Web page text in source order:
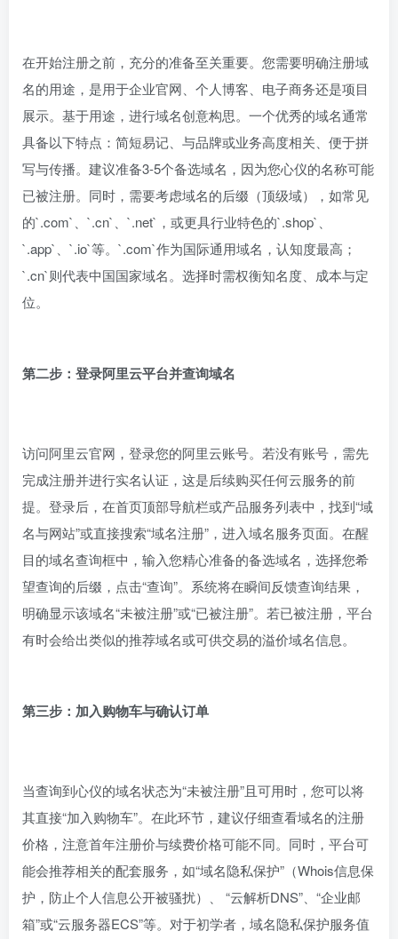
在开始注册之前，充分的准备至关重要。您需要明确注册域
名的用途，是用于企业官网、个人博客、电子商务还是项目
展示。基于用途，进行域名创意构思。一个优秀的域名通常
具备以下特点：简短易记、与品牌或业务高度相关、便于拼
写与传播。建议准备3-5个备选域名，因为您心仪的名称可能
已被注册。同时，需要考虑域名的后缀（顶级域），如常见
的`.com`、`.cn`、`.net`，或更具行业特色的`.shop`、
`.app`、`.io`等。`.com`作为国际通用域名，认知度最高；
`.cn`则代表中国国家域名。选择时需权衡知名度、成本与定
位。
第二步：登录阿里云平台并查询域名
访问阿里云官网，登录您的阿里云账号。若没有账号，需先
完成注册并进行实名认证，这是后续购买任何云服务的前
提。登录后，在首页顶部导航栏或产品服务列表中，找到“域
名与网站”或直接搜索“域名注册”，进入域名服务页面。在醒
目的域名查询框中，输入您精心准备的备选域名，选择您希
望查询的后缀，点击“查询”。系统将在瞬间反馈查询结果，
明确显示该域名“未被注册”或“已被注册”。若已被注册，平台
有时会给出类似的推荐域名或可供交易的溢价域名信息。
第三步：加入购物车与确认订单
当查询到心仪的域名状态为“未被注册”且可用时，您可以将
其直接“加入购物车”。在此环节，建议仔细查看域名的注册
价格，注意首年注册价与续费价格可能不同。同时，平台可
能会推荐相关的配套服务，如“域名隐私保护”（Whois信息保
护，防止个人信息公开被骚扰）、 “云解析DNS”、“企业邮
箱”或“云服务器ECS”等。对于初学者，域名隐私保护服务值